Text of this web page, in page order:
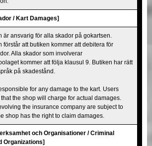
/ Kart Damages]
är ansvarig för alla skador på gokartsen.
förstår att butiken kommer att debitera för
Alla skador som involverar
kommer att följa klausul 9. Butiken har rätt
på skadestånd.
for any damage to the kart. Users
the shop will charge for actual damages.
the insurance company are subject to
shop has the right to claim damages.
och Organisationer / Criminal
Organizations]